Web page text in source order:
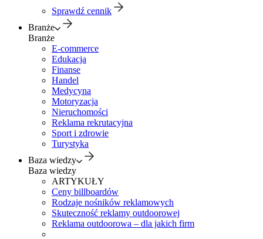
Sprawdź cennik
Branże
Branże
E-commerce
Edukacja
Finanse
Handel
Medycyna
Motoryzacja
Nieruchomości
Reklama rekrutacyjna
Sport i zdrowie
Turystyka
Baza wiedzy
Baza wiedzy
ARTYKUŁY
Ceny billboardów
Rodzaje nośników reklamowych
Skuteczność reklamy outdoorowej
Reklama outdoorowa – dla jakich firm